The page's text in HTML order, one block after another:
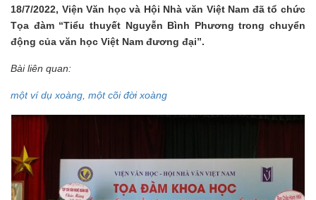
18/7/2022, Viện Văn học và Hội Nhà văn Việt Nam đã tổ chức
Tọa đàm “Tiểu thuyết Nguyễn Bình Phương trong chuyển
động của văn học Việt Nam đương đại”.
Bài liên quan:
một ví dụ xoàng, một cõi đời xoàng